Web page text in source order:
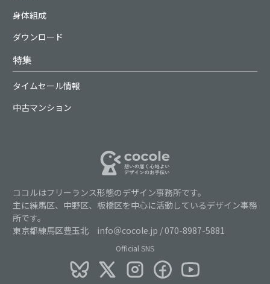
身体組成
ダウンロード
特集
タイムセール情報
中古マンション
ココルはフリーランス形態のデザイン事務所です。
主に練馬区、中野区、板橋区を中心に活動しているデザイン事務
所です。
東京都練馬区豊玉北 info＠cocole.jp / 070-8987-5881
Official SNS